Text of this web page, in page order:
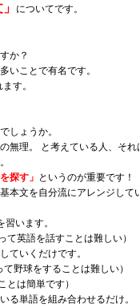
についてです。
か？
いことで有名です。
す。
しょうか。
無理。 と考えている人、それ
探す」 というのが重要です！
本文を自分流にアレンジして
います。
て英語を話すことは難しい）
ていくだけです。
野球をすることは難しい）
とは簡単です）
る単語を組み合わせるだけ。